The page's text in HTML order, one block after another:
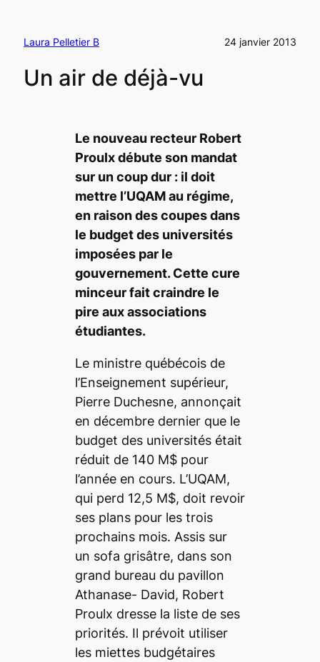
Laura Pelletier B 24 janvier 2013
Un air de déjà-vu
Le nouveau recteur Robert
Proulx débute son mandat
sur un coup dur : il doit
mettre l’UQAM au régime,
en raison des coupes dans
le budget des universités
imposées par le
gouvernement. Cette cure
minceur fait craindre le
pire aux associations
étudiantes.
Le ministre québécois de
l’Enseignement supérieur,
Pierre Duchesne, annonçait
en décembre dernier que le
budget des universités était
réduit de 140 M$ pour
l’année en cours. L’UQAM,
qui perd 12,5 M$, doit revoir
ses plans pour les trois
prochains mois. Assis sur
un sofa grisâtre, dans son
grand bureau du pavillon
Athanase- David, Robert
Proulx dresse la liste de ses
priorités. Il prévoit utiliser
les miettes budgétaires